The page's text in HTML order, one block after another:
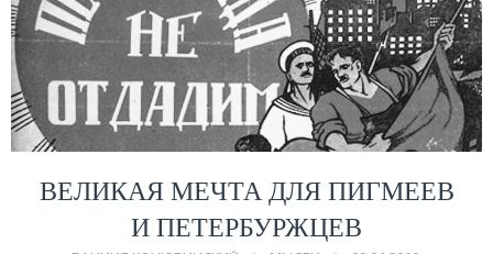
ВЕЛИКАЯ МЕЧТА ДЛЯ ПИГМЕЕВ
И ПЕТЕРБУРЖЦЕВ